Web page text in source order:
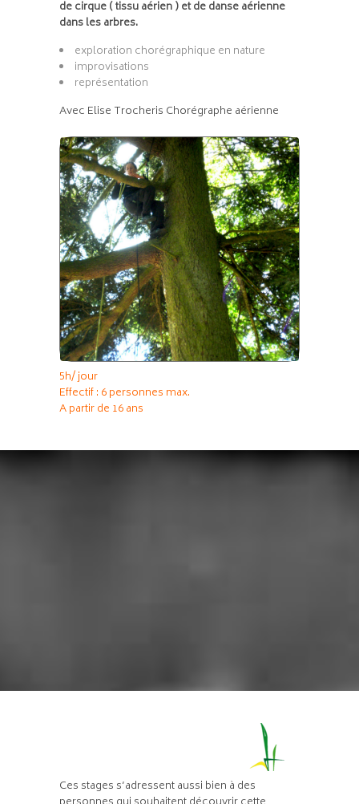
de cirque ( tissu aérien ) et de danse aérienne
dans les arbres.
exploration chorégraphique en nature
improvisations
représentation
Avec Elise Trocheris Chorégraphe aérienne
5h/ jour
Effectif : 6 personnes max.
A partir de 16 ans
Ces stages s’adressent aussi bien à des